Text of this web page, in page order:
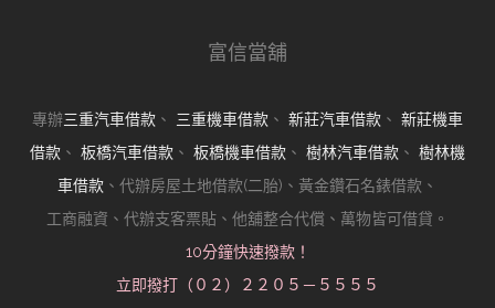
富信當舖
專辦三重汽車借款 、 三重機車借款 、 新莊汽車借款 、 新莊機車
借款 、 板橋汽車借款 、 板橋機車借款 、 樹林汽車借款 、 樹林機
車借款 、代辦房屋土地借款(二胎)、黃金鑽石名錶借款、
工商融資、代辦支客票貼、他舖整合代償、萬物皆可借貸。
10分鐘快速撥款！
立即撥打（０２）２２０５－５５５５